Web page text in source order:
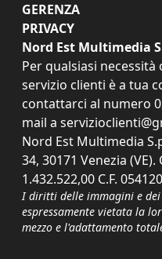
GERENZA
PRIVACY
Nord Est Multimedia
Per qualsiasi
servizio clienti è a tua
contattarci al numero
mail a
Nord Est Multimedia
34, 30171 Venezia (VE).
1.432.522,00 C.F.
I diritti delle immagini e
espressamente vietata la
mezzo e l'adattamento